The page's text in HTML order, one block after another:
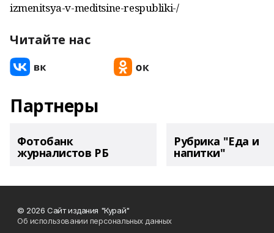
izmenitsya-v-meditsine-respubliki-/
Читайте нас
Партнеры
Фотобанк
журналистов РБ
Рубрика "Еда и
напитки"
© 2026 Сайт издания "Курай"
Об использовании персональных данных